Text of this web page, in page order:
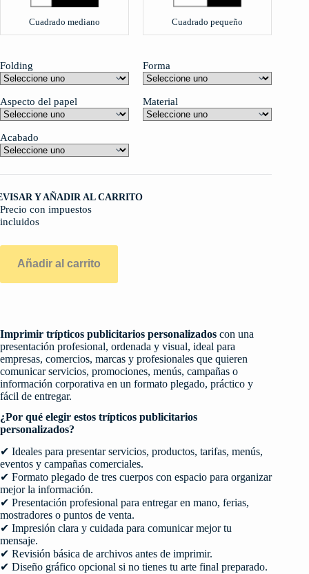
Cuadrado mediano Cuadrado pequeño
Folding Forma
Aspecto del papel Material
Acabado
Y AÑADIR AL CARRITO
Precio con impuestos
incluidos
Añadir al carrito
Imprimir trípticos publicitarios personalizados con una
presentación profesional, ordenada y visual, ideal para
empresas, comercios, marcas y profesionales que quieren
comunicar servicios, promociones, menús, campañas o
información corporativa en un formato plegado, práctico y
fácil de entregar.
¿Por qué elegir estos trípticos publicitarios
personalizados?
✔ Ideales para presentar servicios, productos, tarifas, menús,
eventos y campañas comerciales.
✔ Formato plegado de tres cuerpos con espacio para organizar
mejor la información.
✔ Presentación profesional para entregar en mano, ferias,
mostradores o puntos de venta.
✔ Impresión clara y cuidada para comunicar mejor tu
mensaje.
✔ Revisión básica de archivos antes de imprimir.
✔ Diseño gráfico opcional si no tienes tu arte final preparado.